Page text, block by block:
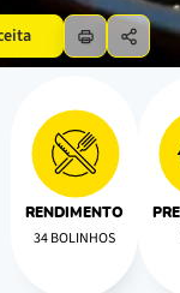
RENDIMENTO
34 BOLINHOS